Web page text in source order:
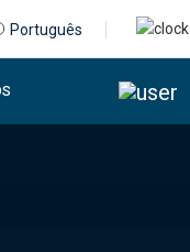
Português